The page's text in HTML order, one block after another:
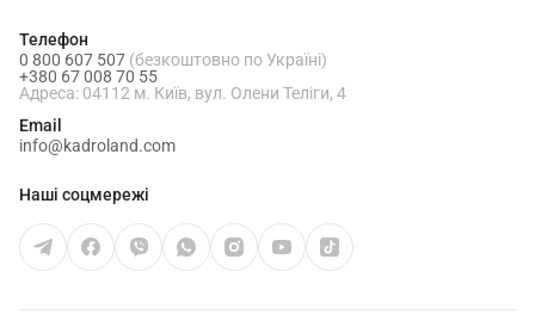
Телефон
0 800 607 507 (безкоштовно по Україні)
+380 67 008 70 55
Адреса: 04112 м. Київ, вул. Олени Теліги, 4
Email
info@kadroland.com
Наші соцмережі